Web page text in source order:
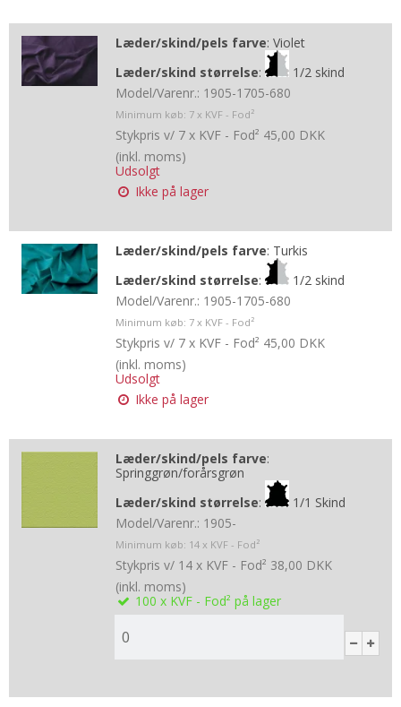
Læder/skind/pels farve: Violet
Læder/skind størrelse:
1/2 skind
Model/Varenr.: 1905-1705-680
Minimum køb: 7 x KVF - Fod²
Stykpris v/ 7 x KVF - Fod² 45,00 DKK
(inkl. moms)
Udsolgt
Ikke på lager
Læder/skind/pels farve: Turkis
Læder/skind størrelse:
1/2 skind
Model/Varenr.: 1905-1705-680
Minimum køb: 7 x KVF - Fod²
Stykpris v/ 7 x KVF - Fod² 45,00 DKK
(inkl. moms)
Udsolgt
Ikke på lager
Læder/skind/pels farve:
Springgrøn/forårsgrøn
Læder/skind størrelse:
1/1 Skind
Model/Varenr.: 1905-
Minimum køb: 14 x KVF - Fod²
Stykpris v/ 14 x KVF - Fod² 38,00 DKK
(inkl. moms)
100 x KVF - Fod² på lager